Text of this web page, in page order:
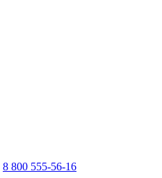
8 800 555-56-16